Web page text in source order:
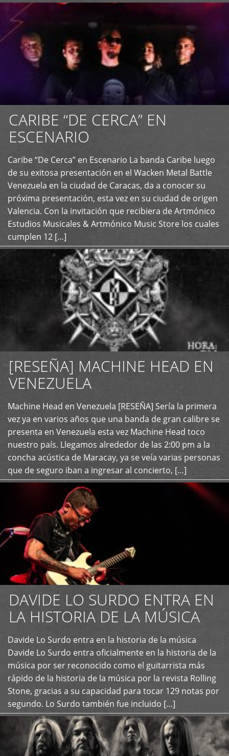
CARIBE “DE CERCA” EN
ESCENARIO
Caribe “De Cerca” en Escenario La banda Caribe luego
de su exitosa presentación en el Wacken Metal Battle
Venezuela en la ciudad de Caracas, da a conocer su
próxima presentación, esta vez en su ciudad de origen
Valencia. Con la invitación que recibiera de Artmónico
Estudios Musicales & Artmónico Music Store los cuales
cumplen 12 […]
+
[RESEÑA] MACHINE HEAD EN
VENEZUELA
Machine Head en Venezuela [RESEÑA] Sería la primera
vez ya en varios años que una banda de gran calibre se
presenta en Venezuela esta vez Machine Head toco
nuestro país. Llegamos alrededor de las 2:00 pm a la
concha acústica de Maracay, ya se veía varias personas
que de seguro iban a ingresar al concierto, […]
+
DAVIDE LO SURDO ENTRA EN
LA HISTORIA DE LA MÚSICA
Davide Lo Surdo entra en la historia de la música
Davide Lo Surdo entra oficialmente en la historia de la
música por ser reconocido como el guitarrista más
rápido de la historia de la música por la revista Rolling
Stone, gracias a su capacidad para tocar 129 notas por
segundo. Lo Surdo también fue incluido […]
+